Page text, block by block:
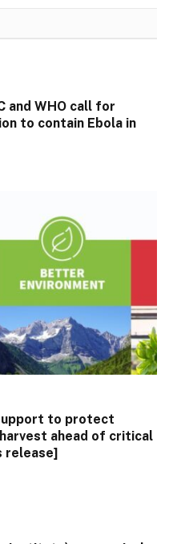
and WHO call for
to contain Ebola in
to protect
ahead of critical
release]